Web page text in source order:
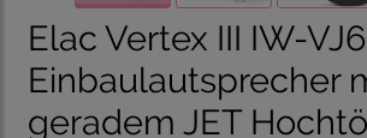
Elac Vertex III IW-
Einbaulautsprecher
geradem JET